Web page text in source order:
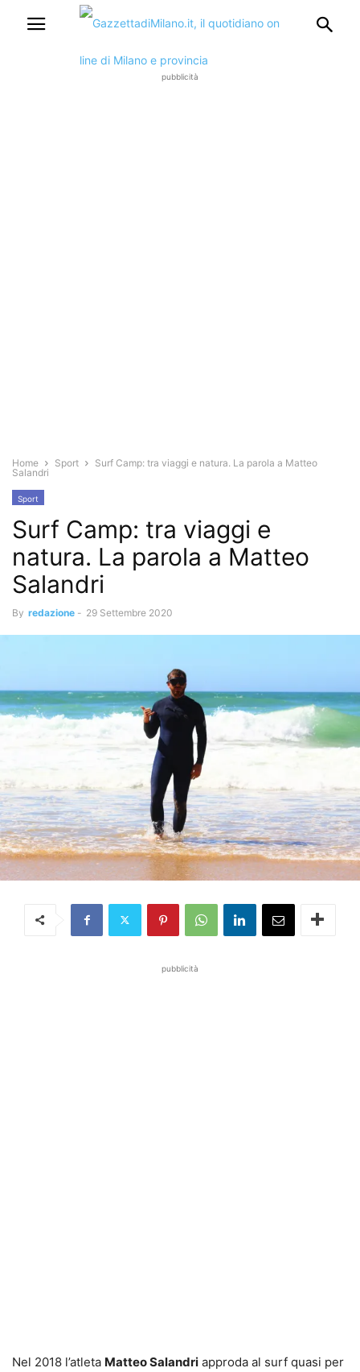
pubblicità
Home Sport
Surf Camp: tra viaggi e natura. La parola a Matteo
Salandri
Sport
Surf Camp: tra viaggi e
natura. La parola a Matteo
Salandri
By redazione - 29 Settembre 2020
pubblicità
Nel 2018 l’atleta Matteo Salandri approda al surf quasi per